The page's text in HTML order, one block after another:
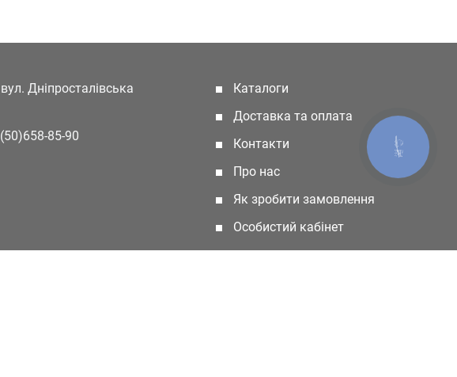
Дніпросталівська
85-90
Каталоги
Доставка та оплата
Контакти
Про нас
Як зробити замовлення
Особистий кабінет
КНОПКА
ЗВ'ЯЗКУ